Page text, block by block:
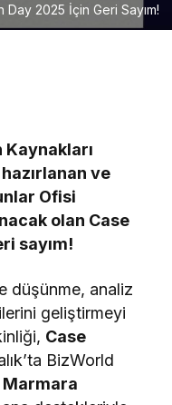
Day 2025 İçin Geri Sayım!
ve
Ofisi
olan Case
sayım!
düşünme, analiz
geliştirmeyi
Case
BizWorld
Marmara